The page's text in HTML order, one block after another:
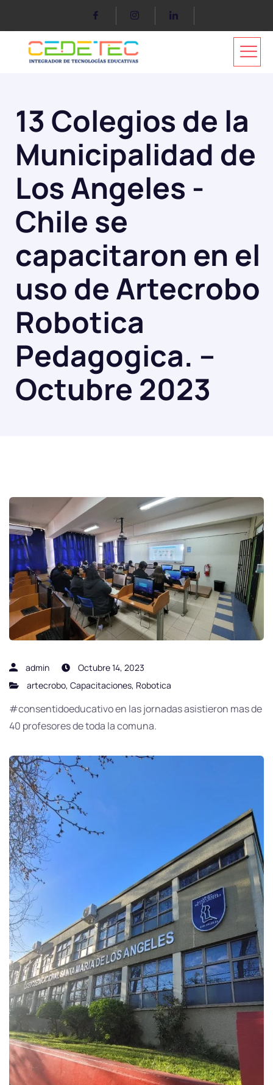
13 Colegios de la
Municipalidad de
Los Angeles -
Chile se
capacitaron en el
uso de Artecrobo
Robotica
Pedagogica. –
Octubre 2023
admin
Octubre 14, 2023
artecrobo, Capacitaciones, Robotica
#consentidoeducativo en las jornadas asistieron mas de
40 profesores de toda la comuna.